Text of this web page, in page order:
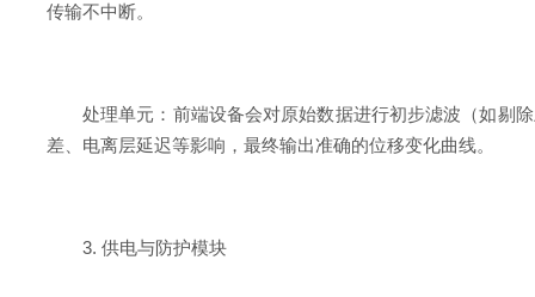
传输不中断。
处理单元：前端设备会对原始数据进行初步滤波（如剔
差、电离层延迟等影响，最终输出准确的位移变化曲线。
3. 供电与防护模块